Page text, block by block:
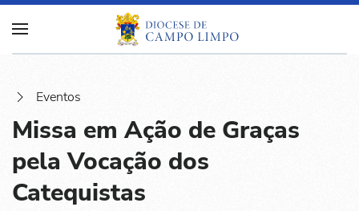
Eventos
Missa em Ação de Graças
pela Vocação dos
Catequistas